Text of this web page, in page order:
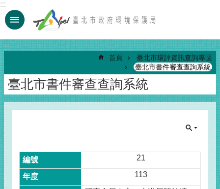
跳到主要內容區塊
:::
:::
首頁
臺北市環評資訊查詢專區
臺北市書件審查查詢系統
臺北市書件審查查詢系統
21
113